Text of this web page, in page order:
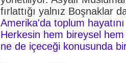
fırlattığı yalnız Boşnaklar
Amerika'da toplum
Herkesin hem bireysel
ne de içeceği konusunda